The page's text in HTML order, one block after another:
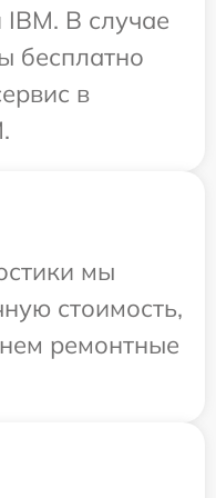
IBM. В случае
бесплатно
в
мы
стоимость,
ремонтные